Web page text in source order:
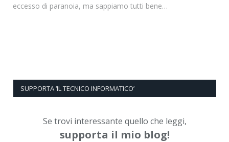
eccesso di paranoia, ma sappiamo tutti bene…
SUPPORTA ‘IL TECNICO INFORMATICO’
Se trovi interessante quello che leggi,
supporta il mio blog!